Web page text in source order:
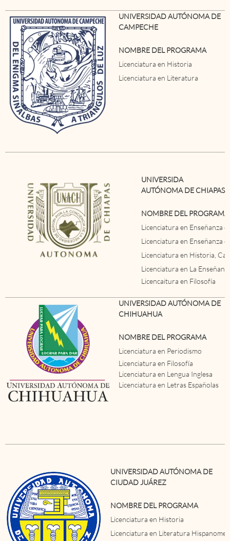
UNIVERSIDAD AUTÓNOMA DE
CAMPECHE
NOMBRE DEL PROGRAMA
Licenciatura en Historia
Licenciatura en Literatura
UNIVERSIDA
AUTÓNOMA DE CHIAPAS
NOMBRE DEL PROGRAMA
Licenciatura en Enseñanza
Licenciatura en Enseñanza
Licenciatura en Historia,
Licenciatura en La
Licencaitura en Filosofía
UNIVERSIDAD AUTÓNOMA DE
CHIHUAHUA
NOMBRE DEL PROGRAMA
Licenciatura en Periodismo
Licenciatura en Filosofía
Licenciatura en Lengua Inglesa
Licenciatura en Letras Españolas
UNIVERSIDAD AUTÓNOMA DE
CIUDAD JUÁREZ
NOMBRE DEL PROGRAMA
Licenciatura en Historia
Licenciatura en Literatura